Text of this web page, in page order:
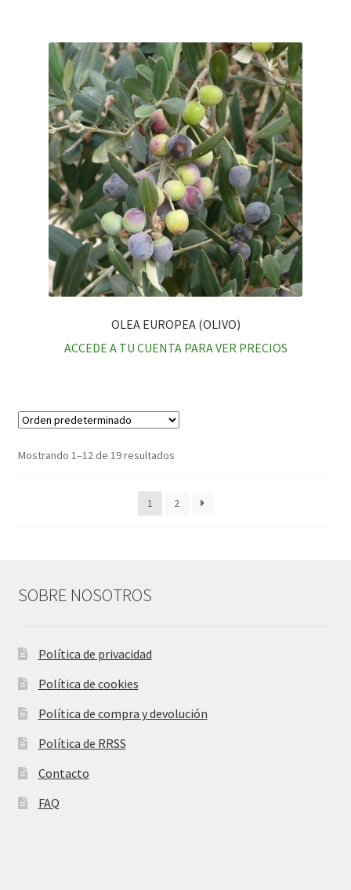
OLEA EUROPEA (OLIVO)
ACCEDE A TU CUENTA PARA VER PRECIOS
Mostrando 1–12 de 19 resultados
1 2
SOBRE NOSOTROS
Política de privacidad
Política de cookies
Política de compra y devolución
Política de RRSS
Contacto
FAQ